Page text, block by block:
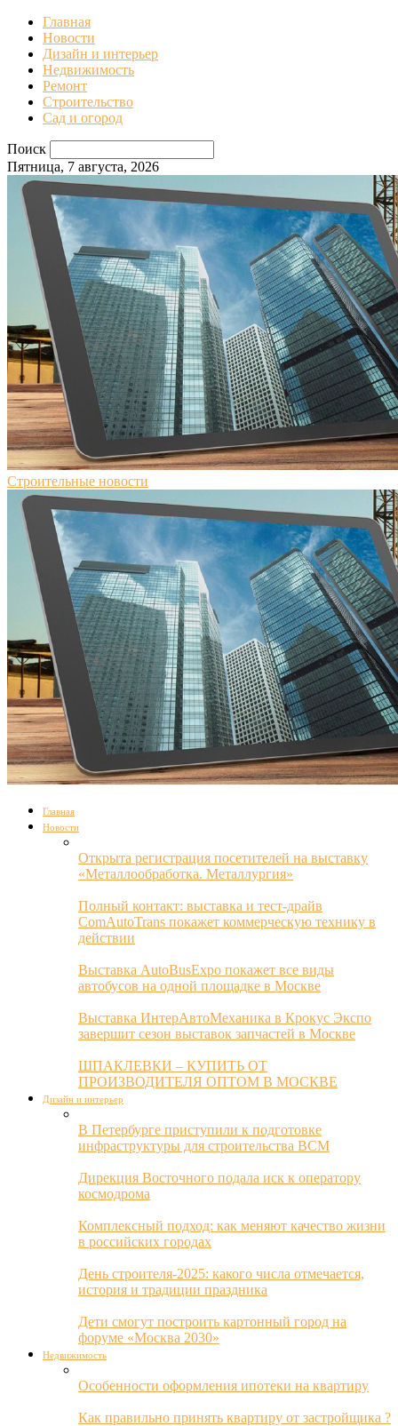
Главная
Новости
Дизайн и интерьер
Недвижимость
Ремонт
Строительство
Сад и огород
Поиск
Пятница, 7 августа, 2026
Строительные новости
Главная
Новости
Открыта регистрация посетителей на выставку
«Металлообработка. Металлургия»
Полный контакт: выставка и тест-драйв
ComAutoTrans покажет коммерческую технику в
действии
Выставка AutoBusExpo покажет все виды
автобусов на одной площадке в Москве
Выставка ИнтерАвтоМеханика в Крокус Экспо
завершит сезон выставок запчастей в Москве
ШПАКЛЕВКИ – КУПИТЬ ОТ
ПРОИЗВОДИТЕЛЯ ОПТОМ В МОСКВЕ
Дизайн и интерьер
В Петербурге приступили к подготовке
инфраструктуры для строительства ВСМ
Дирекция Восточного подала иск к оператору
космодрома
Комплексный подход: как меняют качество жизни
в российских городах
День строителя-2025: какого числа отмечается,
история и традиции праздника
Дети смогут построить картонный город на
форуме «Москва 2030»
Недвижимость
Особенности оформления ипотеки на квартиру
Как правильно принять квартиру от застройщика ?